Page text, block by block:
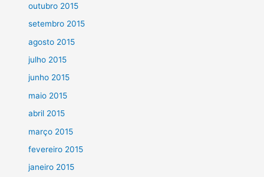
outubro 2015
setembro 2015
agosto 2015
julho 2015
junho 2015
maio 2015
abril 2015
março 2015
fevereiro 2015
janeiro 2015